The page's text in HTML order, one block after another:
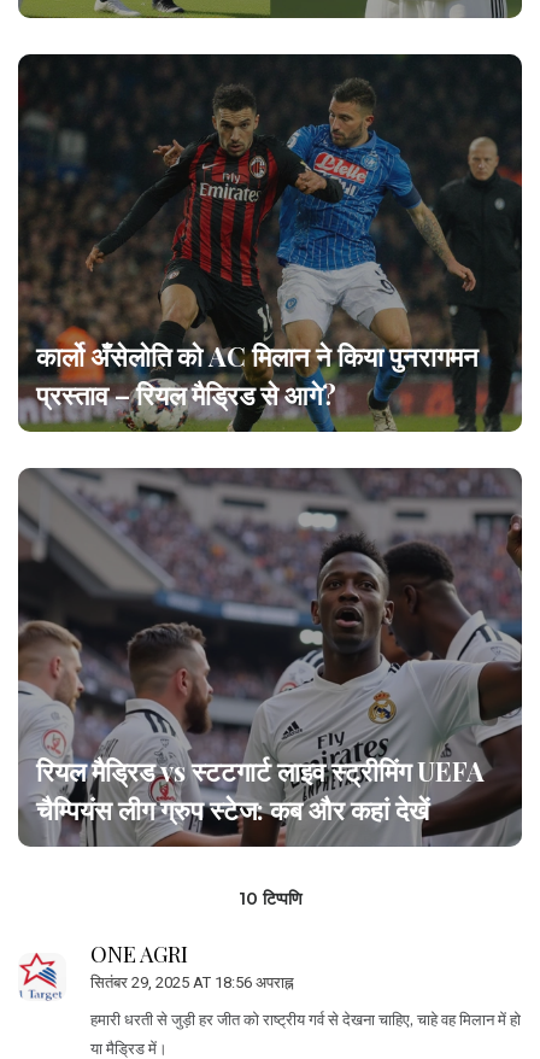
कार्लो अँसेलोति को AC मिलान ने किया पुनरागमन
प्रस्ताव – रियल मैड्रिड से आगे?
रियल मैड्रिड vs स्टटगार्ट लाइव स्ट्रीमिंग UEFA
चैम्पियंस लीग ग्रुप स्टेज: कब और कहां देखें
10 टिप्पणि
ONE AGRI
सितंबर 29, 2025 AT 18:56 अपराह्न
हमारी धरती से जुड़ी हर जीत को राष्ट्रीय गर्व से देखना चाहिए, चाहे वह मिलान में हो
या मैड्रिड में।